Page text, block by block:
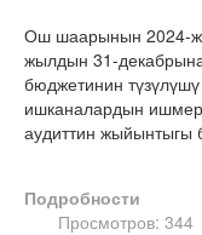
Ош шаарынын 2024-
жылдын 31-
бюджетинин
ишканалардын
аудиттин жыйынтыгы
Подробности
Просмотров: 344